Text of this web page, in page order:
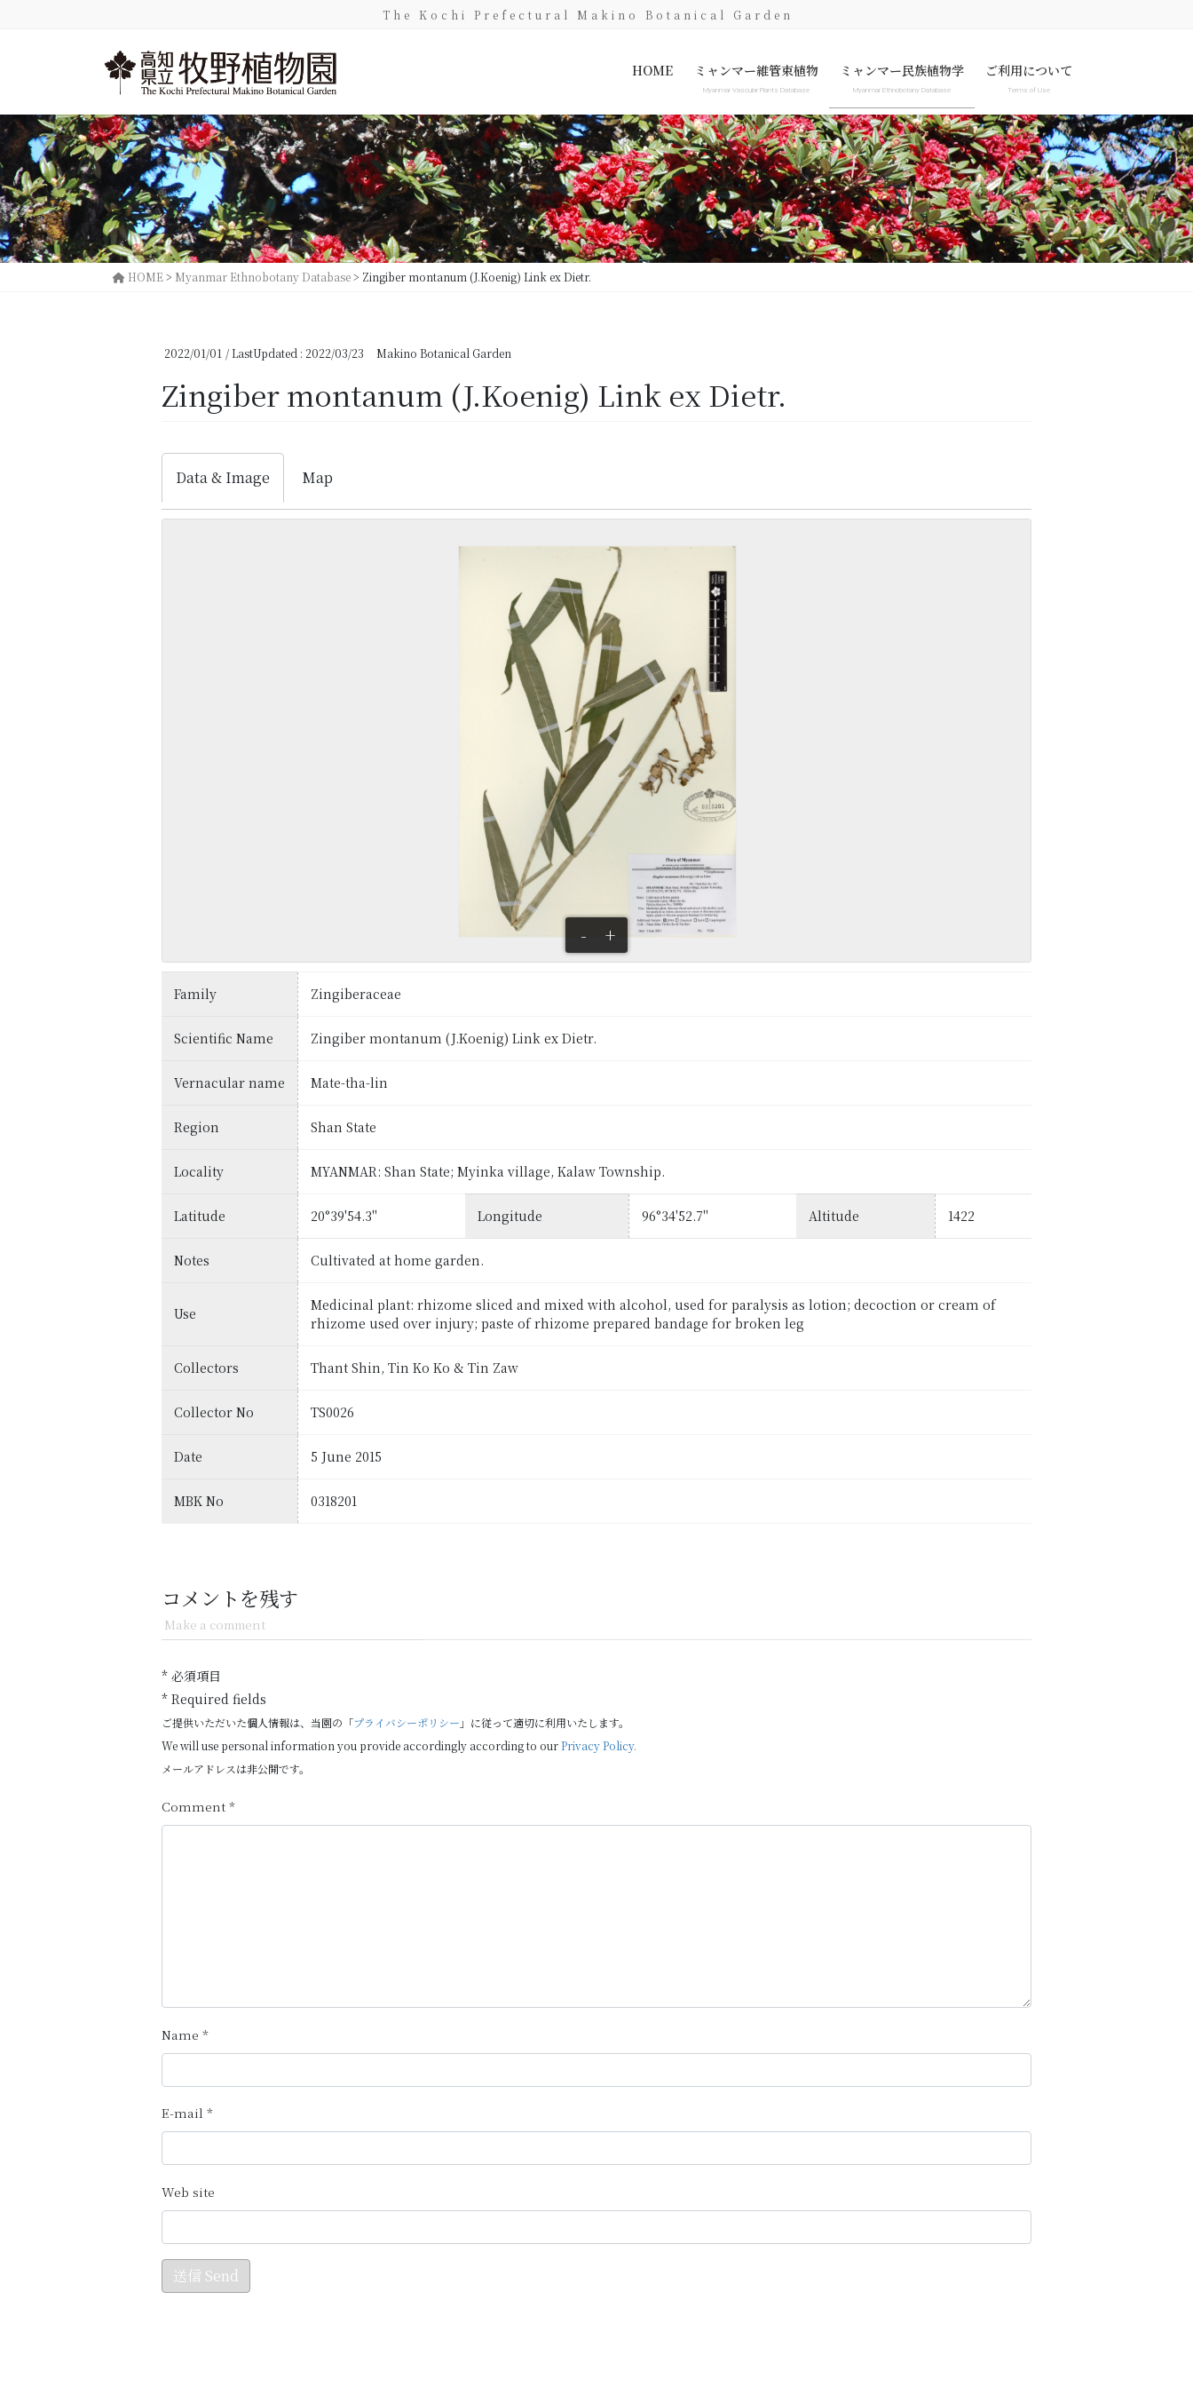
に
移
動
ョ
ン
に
移
動
The Kochi Prefectural Makino Botanical Garden
HOME ミャンマー維管束植物
Myanmar Vascular Plants Database
Myanmar Vascular Plants Database
Specimen image only
ミャンマー民族植物学
Myanmar Ethnobotany Database
Myanmar Ethnobotany Database
Specimen image only
ご利用について
Terms of Use
Terms of Use
Privacy Policy
HOME> Myanmar Ethnobotany Database> Zingiber montanum (J.Koenig) Link ex Dietr.
2022/01/01 / LastUpdated : 2022/03/23 Makino Botanical Garden
Zingiber montanum (J.Koenig) Link ex Dietr.
Data & Image Map
- +
Family Zingiberaceae
Scientific Name Zingiber montanum (J.Koenig) Link ex Dietr.
Vernacular name Mate-tha-lin
Region Shan State
Locality MYANMAR: Shan State; Myinka village, Kalaw Township.
Latitude 20°39'54.3'' Longitude 96°34'52.7'' Altitude 1422
Notes Cultivated at home garden.
Use
Medicinal plant: rhizome sliced and mixed with alcohol, used for paralysis as lotion; decoction or cream of
rhizome used over injury; paste of rhizome prepared bandage for broken leg
Collectors Thant Shin, Tin Ko Ko & Tin Zaw
Collector No TS0026
Date 5 June 2015
MBK No 0318201
コメントを残す
Make a comment
* 必須項目
* Required fields
ご提供いただいた個人情報は、当園の「プライバシーポリシー 」に従って適切に利用いたします。
We will use personal information you provide accordingly according to ourPrivacy Policy.
メールアドレスは非公開です。